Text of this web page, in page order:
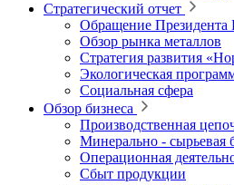
Стратегический отчет
Обращение Президента
Обзор рынка металлов
Стратегия развития
Экологическая
Социальная сфера
Обзор бизнеса
Производственная
Минерально ‑ сырьевая
Операционная
Сбыт продукции